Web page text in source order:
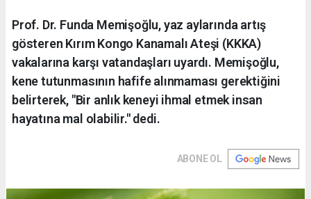
Prof. Dr. Funda Memişoğlu, yaz aylarında artış
gösteren Kırım Kongo Kanamalı Ateşi (KKKA)
vakalarına karşı vatandaşları uyardı. Memişoğlu,
kene tutunmasının hafife alınmaması gerektiğini
belirterek, "Bir anlık keneyi ihmal etmek insan
hayatına mal olabilir." dedi.
ABONE OL